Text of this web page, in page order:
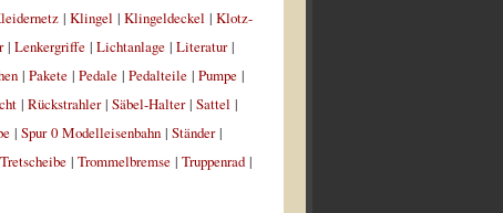
| Klingel | Klingeldeckel | Klotz-
| Lenkergriffe| Lichtanlage| Literatur|
| Pakete| Pedale| Pedalteile| Pumpe|
| Rückstrahler| Säbel-Halter| Sattel |
| Spur 0 Modelleisenbahn| Ständer|
Tretscheibe| Trommelbremse| Truppenrad|